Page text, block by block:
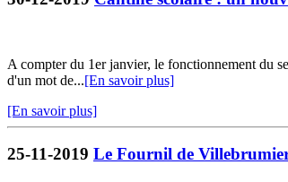
A compter du 1er janvier, le fonctionnement du
d'un mot de...[En savoir plus]
[En savoir plus]
25-11-2019 Le Fournil de